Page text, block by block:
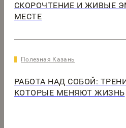
СКОРОЧТЕНИЕ И ЖИВЫЕ
МЕСТЕ
Полезная Казань
РАБОТА НАД СОБОЙ:
КОТОРЫЕ МЕНЯЮТ ЖИЗНЬ